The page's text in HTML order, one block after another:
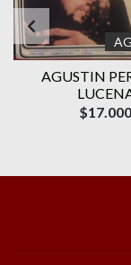
AGUSTIN
$17.000